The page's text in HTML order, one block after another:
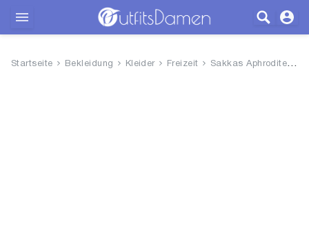
Startseite Bekleidung Kleider Freizeit Sakkas Aphrodite gestickte Bat...